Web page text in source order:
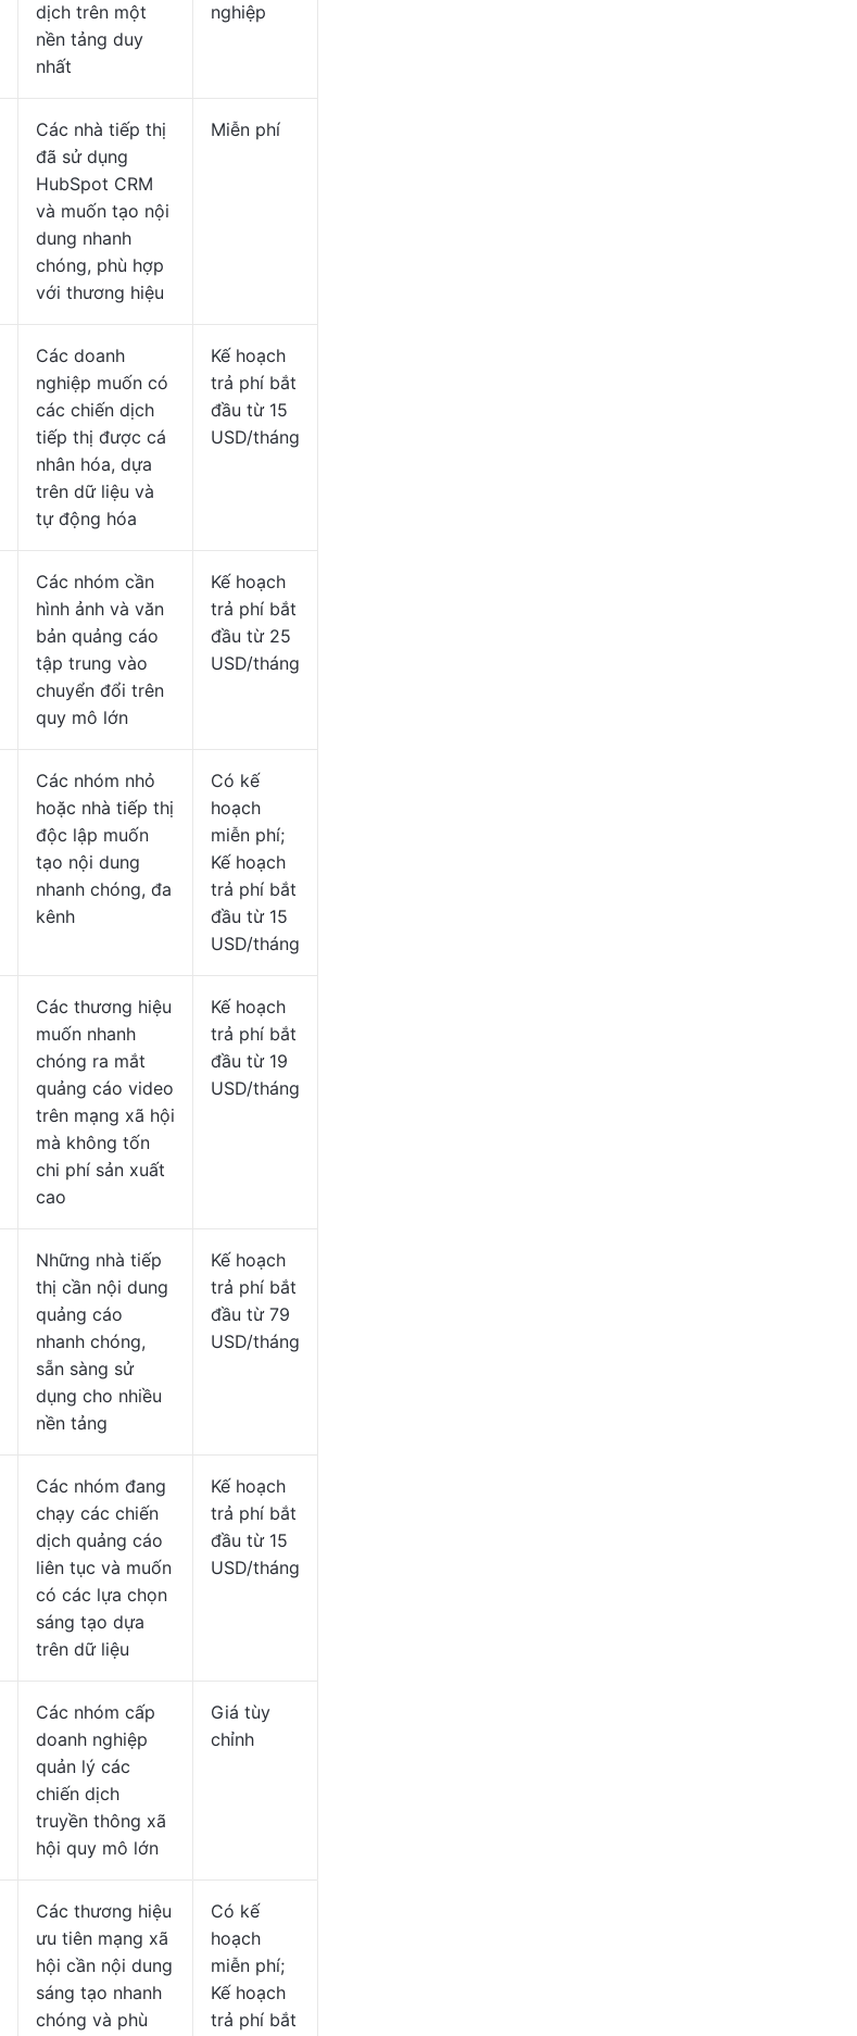
dịch trên một
nền tảng duy
nhất
nghiệp
Các nhà tiếp thị
đã sử dụng
HubSpot CRM
và muốn tạo nội
dung nhanh
chóng, phù hợp
với thương hiệu
Miễn phí
Các doanh
nghiệp muốn có
các chiến dịch
tiếp thị được cá
nhân hóa, dựa
trên dữ liệu và
tự động hóa
Kế hoạch
trả phí bắt
đầu từ 15
USD/tháng
Các nhóm cần
hình ảnh và văn
bản quảng cáo
tập trung vào
chuyển đổi trên
quy mô lớn
Kế hoạch
trả phí bắt
đầu từ 25
USD/tháng
Các nhóm nhỏ
hoặc nhà tiếp thị
độc lập muốn
tạo nội dung
nhanh chóng, đa
kênh
Có kế
hoạch
miễn phí;
Kế hoạch
trả phí bắt
đầu từ 15
USD/tháng
Các thương hiệu
muốn nhanh
chóng ra mắt
quảng cáo video
trên mạng xã hội
mà không tốn
chi phí sản xuất
cao
Kế hoạch
trả phí bắt
đầu từ 19
USD/tháng
Những nhà tiếp
thị cần nội dung
quảng cáo
nhanh chóng,
sẵn sàng sử
dụng cho nhiều
nền tảng
Kế hoạch
trả phí bắt
đầu từ 79
USD/tháng
Các nhóm đang
chạy các chiến
dịch quảng cáo
liên tục và muốn
có các lựa chọn
sáng tạo dựa
trên dữ liệu
Kế hoạch
trả phí bắt
đầu từ 15
USD/tháng
Các nhóm cấp
doanh nghiệp
quản lý các
chiến dịch
truyền thông xã
hội quy mô lớn
Giá tùy
chỉnh
Các thương hiệu
ưu tiên mạng xã
hội cần nội dung
sáng tạo nhanh
chóng và phù
Có kế
hoạch
miễn phí;
Kế hoạch
trả phí bắt